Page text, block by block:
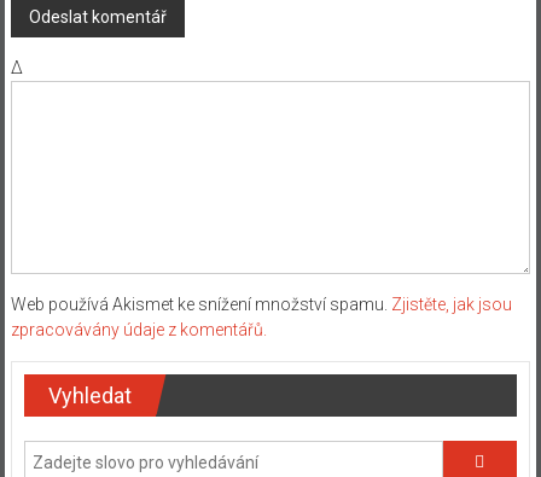
Δ
Web používá Akismet ke snížení množství spamu. Zjistěte, jak jsou
zpracovávány údaje z komentářů.
Vyhledat